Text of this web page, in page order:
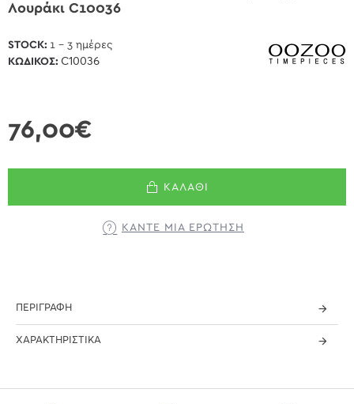
Λουράκι C10036
76,00€
STOCK: 1 - 3 ημέρες
ΚΩΔΙΚΌΣ: C10036
ΚΑΛΆΘΙ
ΚΆΝΤΕ ΜΊΑ ΕΡΏΤΗΣΗ
ΠΕΡΙΓΡΑΦΉ
ΧΑΡΑΚΤΗΡΙΣΤΙΚΆ